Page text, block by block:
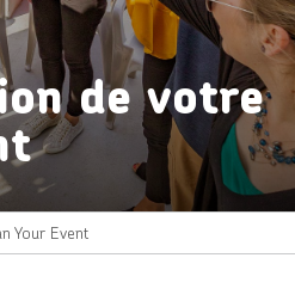
de votre
Your Event